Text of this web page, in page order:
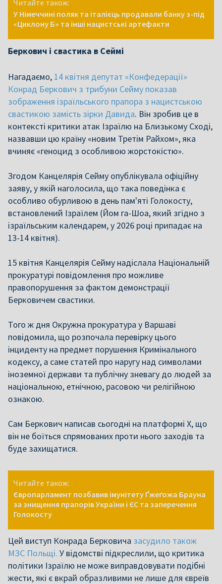
Читайте також:
У Німеччині поляк та італієць продавали банку з-під
«Циклону Б» та інші нацистські артефакти
Беркович і свастика в Сеймі
Нагадаємо, 14 квітня депутат «Конфедерації»
Конрад Беркович з трибуни Сейму показав
зображення ізраїльського прапора з нацистською
свастикою замість зірки Давида. Він зробив це в
контексті критики атак Ізраїлю на Близькому Сході,
назвавши цю країну «новим Третім Райхом», яка
вчиняє «геноцид з особливою жорстокістю».
Згодом Канцелярія Сейму опублікувала офіційну
заяву, у якій наголосила, що така поведінка є
особливо обурливою в день пам'яті Голокосту,
встановлений Ізраїлем (Йом га-Шоа, який згідно з
ізраїльським календарем, у 2026 році припадає на
13-14 квітня).
15 квітня Канцелярія Сейму надіслала Національній
прокуратурі повідомлення про можливе
правопорушення за фактом демонстрації
Берковичем свастики.
Того ж дня Окружна прокуратура у Варшаві
повідомила, що розпочала перевірку цього
інциденту на предмет порушення Кримінального
кодексу, а саме статей про наругу над символами
іноземної держави та публічну зневагу до людей за
національною, етнічною, расовою чи релігійною
ознакою.
Сам Беркович написав сьогодні на платформі Х, що
він не боїться спрямованих проти нього заходів та
буде захищатися.
Читайте також:
Європарламент позбавив імунітету Ґжеґожа Брауна
за знищення прапорів України і ЄС та заперечення
Голокосту
Цей виступ Конрада Берковича засудило також
МЗС Польщі. У відомстві підкреслили, що критика
політики Ізраїлю не може виправдовувати подібні
жести, які є вкрай образливими не лише для євреїв